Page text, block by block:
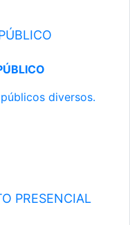
diversos.
PRESENCIAL